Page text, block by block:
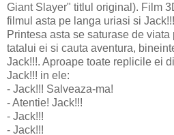
Giant Slayer" titlul original). Film
filmul asta pe langa uriasi si
Printesa asta se saturase de
tatalui ei si cauta aventura,
Jack!!!. Aproape toate replicile ei
Jack!!! in ele:
- Jack!!! Salveaza-ma!
- Atentie! Jack!!!
- Jack!!!
- Jack!!!